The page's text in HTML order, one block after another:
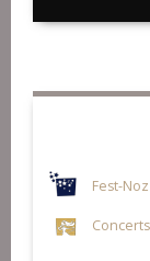
Fest-
Concerts